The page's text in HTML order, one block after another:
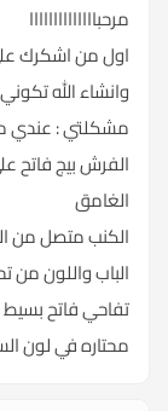
مرحباااااااااااااا
اول من اشكرك
وانشاء الله
مشكلتي : عندي
الفرش بيج فاتح
الغامق
الكنب متصل من
الباب واللون
تفاحي فاتح بسيط
محتاره في لون